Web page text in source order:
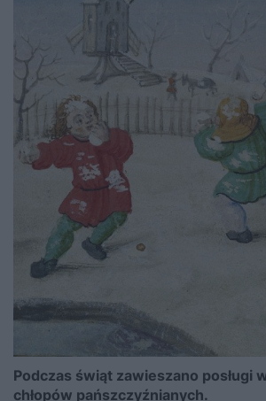
Podczas świąt zawieszano posługi
chłopów pańszczyźnianych.